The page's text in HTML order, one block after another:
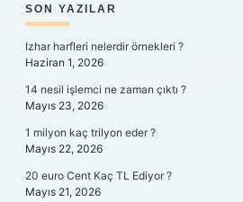
SIDEBAR
SON YAZILAR
Izhar harfleri nelerdir örnekleri ?
Haziran 1, 2026
14 nesil işlemci ne zaman çıktı ?
Mayıs 23, 2026
1 milyon kaç trilyon eder ?
Mayıs 22, 2026
20 euro Cent Kaç TL Ediyor ?
Mayıs 21, 2026